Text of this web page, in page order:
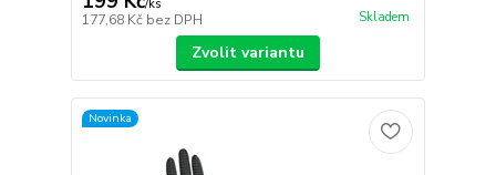
/ks
177,68 Kč bez DPH Skladem
Zvolit variantu
Novinka